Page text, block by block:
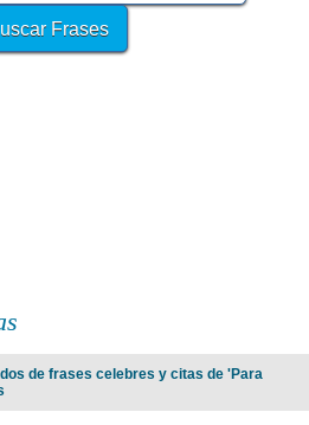
de frases celebres y citas de 'Para